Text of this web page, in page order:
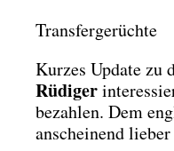
Transfergerüchte
Kur­zes Update zu
Rüdi­ger
bezah­len. Dem
anschei­nend